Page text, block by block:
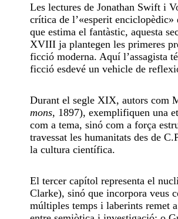
Les lectures de Jonathan Swift i
crítica de l’«esperit
que estima el fantàstic, aquesta
XVIII ja plantegen les primeres
ficció moderna. Aquí l’assagista
ficció esdevé un vehicle de
Durant el segle XIX, autors com
mons, 1897), exemplifiquen una
com a tema, sinó com a força
travessat les humanitats des de
la cultura científica.
El tercer capítol representa el
Clarke), sinó que incorpora veus
múltiples temps i laberints remet